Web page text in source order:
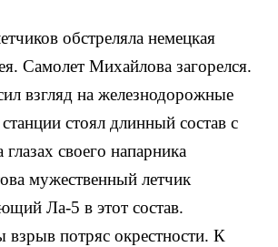
обстреляла немецкая
Самолет Михайлова загорелся.
взгляд на железнодорожные
стоял длинный состав с
своего напарника
мужествен­ный летчик
Ла-5 в этот состав.
потряс окрестности. К